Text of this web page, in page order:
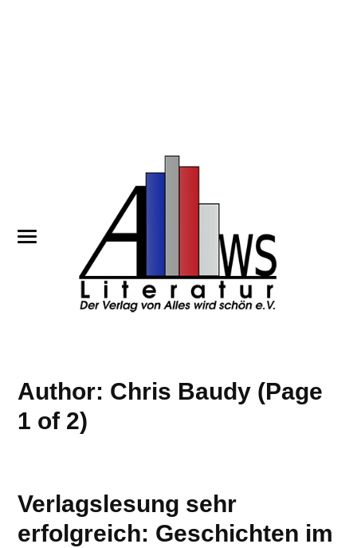
Author: Chris Baudy (Page
1 of 2)
Verlagslesung sehr
erfolgreich: Geschichten im